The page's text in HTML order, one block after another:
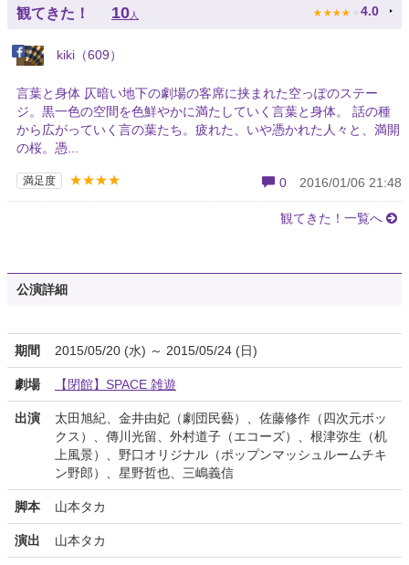
観てきた！ 10 人 ★ ★ ★ ★ ★ 4.0
kiki（609）
言葉と身体 仄暗い地下の劇場の客席に挟まれた空っぽのステー
ジ。黒一色の空間を色鮮やかに満たしていく言葉と身体。 話の種
から広がっていく言の葉たち。疲れた、いや憑かれた人々と、満開
の桜。憑...
満足度 ★★★★ 0 2016/01/06 21:48
観てきた！一覧へ
公演詳細
期間 2015/05/20 (水) ～ 2015/05/24 (日)
劇場 【閉館】SPACE 雑遊
出演
太田旭紀、金井由妃（劇団民藝）、佐藤修作（四次元ボッ
クス）、傳川光留、外村道子（エコーズ）、根津弥生（机
上風景）、野口オリジナル（ポップンマッシュルームチキ
ン野郎）、星野哲也、三嶋義信
脚本 山本タカ
演出 山本タカ